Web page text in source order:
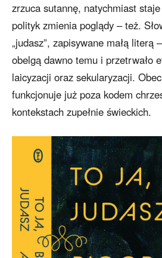
zrzuca sutannę, natychmiast
polityk zmienia poglądy – też.
„judasz”, zapisywane małą literą
obelgą dawno temu i przetrwało
laicyzacji oraz sekularyzacji.
funkcjonuje już poza kodem
kontekstach zupełnie świeckich.